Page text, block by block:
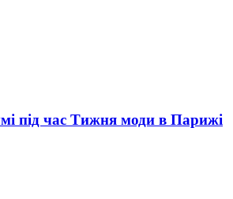
під час Тижня моди в Парижі